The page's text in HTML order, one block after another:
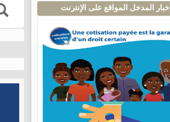
أخبار المدخل المواقع على الإنترنت